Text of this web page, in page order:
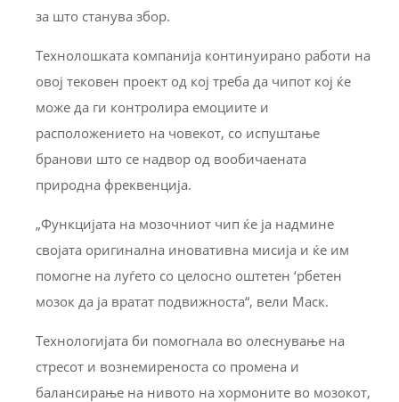
за што станува збор.
Технолошката компанија континуирано работи на
овој тековен проект од кој треба да чипот кој ќе
може да ги контролира емоциите и
расположението на човекот, со испуштање
бранови што се надвор од вообичаената
природна фреквенција.
„Функцијата на мозочниот чип ќе ја надмине
својата оригинална иновативна мисија и ќе им
помогне на луѓето со целосно оштетен ‘рбетен
мозок да ја вратат подвижноста“, вели Маск.
Технологијата би помогнала во олеснување на
стресот и вознемиреноста со промена и
балансирање на нивото на хормоните во мозокот,